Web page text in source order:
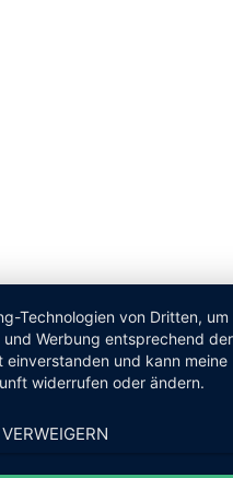
Technologien von Dritten, um
Werbung entsprechend
und kann meine
widerrufen oder ändern.
VERWEIGERN